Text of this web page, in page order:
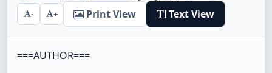
- + Print View Text View
===AUTHOR===